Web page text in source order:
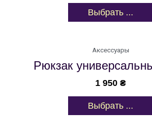
Выбрать ...
Аксессуары
Рюкзак
1 950 ₴
Выбрать ...